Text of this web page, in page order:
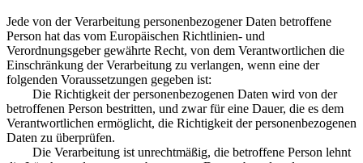
Jede von der Verarbeitung personenbezogener Daten betroffene
Person hat das vom Europäischen Richtlinien- und
Verordnungsgeber gewährte Recht, von dem Verantwortlichen die
Einschränkung der Verarbeitung zu verlangen, wenn eine der
folgenden Voraussetzungen gegeben ist:
Die Richtigkeit der personenbezogenen Daten wird von der
betroffenen Person bestritten, und zwar für eine Dauer, die es dem
Verantwortlichen ermöglicht, die Richtigkeit der personenbezogenen
Daten zu überprüfen.
Die Verarbeitung ist unrechtmäßig, die betroffene Person lehnt